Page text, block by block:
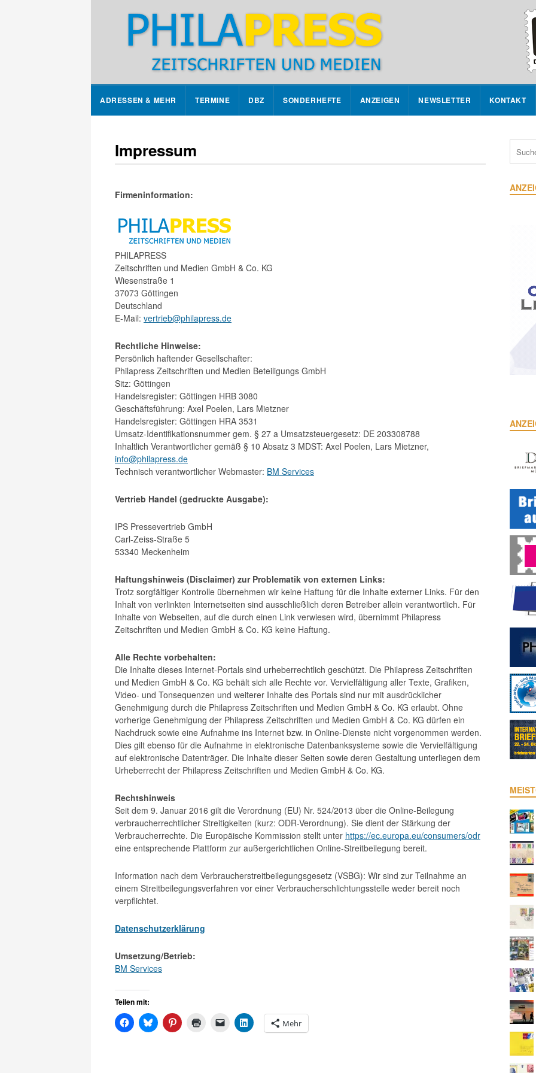
ADRESSEN & MEHR TERMINE DBZ SONDERHEFTE ANZEIGEN NEWSLETTER KONTAKT
Impressum
Firmeninformation:
PHILAPRESS
Zeitschriften und Medien GmbH & Co. KG
Wiesenstraße 1
37073 Göttingen
Deutschland
E-Mail: vertrieb@philapress.de
Rechtliche Hinweise:
Persönlich haftender Gesellschafter:
Philapress Zeitschriften und Medien Beteiligungs GmbH
Sitz: Göttingen
Handelsregister: Göttingen HRB 3080
Geschäftsführung: Axel Poelen, Lars Mietzner
Handelsregister: Göttingen HRA 3531
Umsatz-Identifikationsnummer gem. § 27 a Umsatzsteuergesetz: DE 203308788
Inhaltlich Verantwortlicher gemäß § 10 Absatz 3 MDST: Axel Poelen, Lars Mietzner,
info@philapress.de
Technisch verantwortlicher Webmaster: BM Services
Vertrieb Handel (gedruckte Ausgabe):
IPS Pressevertrieb GmbH
Carl-Zeiss-Straße 5
53340 Meckenheim
Haftungshinweis (Disclaimer) zur Problematik von externen Links:
Trotz sorgfältiger Kontrolle übernehmen wir keine Haftung für die Inhalte externer Links. Für den
Inhalt von verlinkten Internetseiten sind ausschließlich deren Betreiber allein verantwortlich. Für
Inhalte von Webseiten, auf die durch einen Link verwiesen wird, übernimmt Philapress
Zeitschriften und Medien GmbH & Co. KG keine Haftung.
Alle Rechte vorbehalten:
Die Inhalte dieses Internet-Portals sind urheberrechtlich geschützt. Die Philapress Zeitschriften
und Medien GmbH & Co. KG behält sich alle Rechte vor. Vervielfältigung aller Texte, Grafiken,
Video- und Tonsequenzen und weiterer Inhalte des Portals sind nur mit ausdrücklicher
Genehmigung durch die Philapress Zeitschriften und Medien GmbH & Co. KG erlaubt. Ohne
vorherige Genehmigung der Philapress Zeitschriften und Medien GmbH & Co. KG dürfen ein
Nachdruck sowie eine Aufnahme ins Internet bzw. in Online-Dienste nicht vorgenommen werden.
Dies gilt ebenso für die Aufnahme in elektronische Datenbanksysteme sowie die Vervielfältigung
auf elektronische Datenträger. Die Inhalte dieser Seiten sowie deren Gestaltung unterliegen dem
Urheberrecht der Philapress Zeitschriften und Medien GmbH & Co. KG.
Rechtshinweis
Seit dem 9. Januar 2016 gilt die Verordnung (EU) Nr. 524/2013 über die Online-Beilegung
verbraucherrechtlicher Streitigkeiten (kurz: ODR-Verordnung). Sie dient der Stärkung der
Verbraucherrechte. Die Europäische Kommission stellt unter https://ec.europa.eu/consumers/odr
eine entsprechende Plattform zur außergerichtlichen Online-Streitbeilegung bereit.
Information nach dem Verbraucherstreitbeilegungsgesetz (VSBG): Wir sind zur Teilnahme an
einem Streitbeilegungsverfahren vor einer Verbraucherschlichtungsstelle weder bereit noch
verpflichtet.
Datenschutzerklärung
Umsetzung/Betrieb:
BM Services
Teilen mit:
Mehr